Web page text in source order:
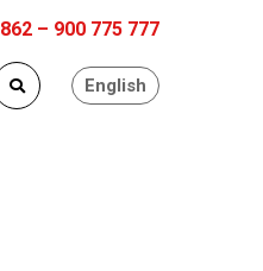
– 900 775 777
English